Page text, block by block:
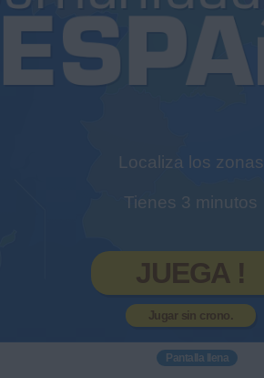
Localiza los zonas
Tienes 3 minutos
JUEGA !
Jugar sin crono.
Pantalla llena